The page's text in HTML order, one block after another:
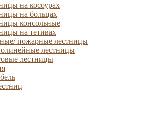
на косоурах
на больцах
консольные
на тетивах
пожарные лестницы
лестницы
лестницы